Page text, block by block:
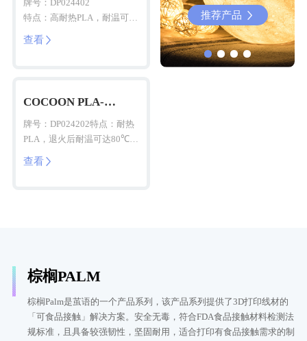
牌号：DP024402
特点：高耐热PLA，耐温可达
70℃，无需退火
查看
推荐产品  推荐产品 
COCOON PLA-
牌号：DP024202特点：耐热
PLA，退火后耐温可达80℃，
打印性能优异
查看
棕榈PALM
棕榈Palm是茧语的一个产品系列，该产品系列提供了3D打印线材的
「可食品接触」解决方案。安全无毒，符合FDA食品接触材料检测法
规标准，且具备较强韧性，坚固耐用，适合打印有食品接触需求的制